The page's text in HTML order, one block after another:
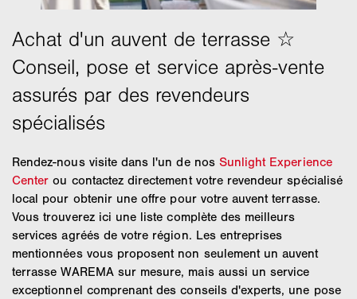
Rendez-nous visite dans l'un de nos Sunlight Experience
Center ou contactez directement votre revendeur spécialisé
local pour obtenir une offre pour votre auvent terrasse.
Vous trouverez ici une liste complète des meilleurs
services agréés de votre région. Les entreprises
mentionnées vous proposent non seulement un auvent
terrasse WAREMA sur mesure, mais aussi un service
exceptionnel comprenant des conseils d'experts, une pose